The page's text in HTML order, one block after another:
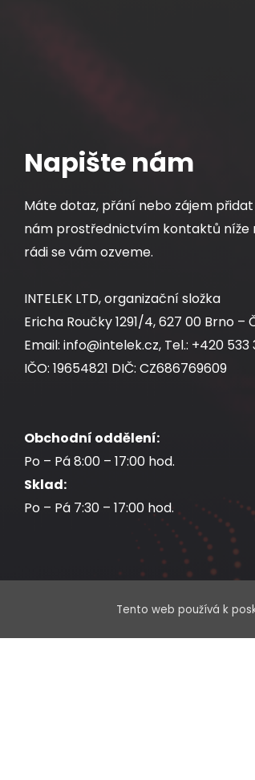
Napište nám
Máte dotaz, přání nebo zájem
nám prostřednictvím kontaktů níže
rádi se vám ozveme.
INTELEK LTD, organizační složka
Ericha Roučky 1291/4, 627 00 Brno –
Email: info@intelek.cz, Tel.: +420 533
IČO: 19654821 DIČ: CZ686769609
Obchodní oddělení:
Po – Pá 8:00 – 17:00 hod.
Sklad:
Po – Pá 7:30 – 17:00 hod.
Tento web používá k